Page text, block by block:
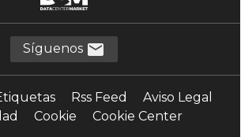
Síguenos
Rss Feed
Aviso Legal
Cookie Cookie Center